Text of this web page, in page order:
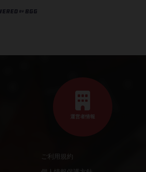
運営者情報
ご利用規約